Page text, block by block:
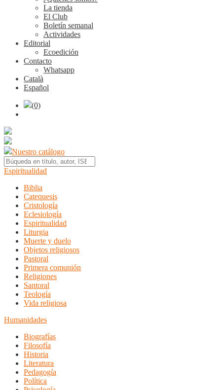
La tienda
El Club
Boletín semanal
Actividades
Editorial
Ecoedición
Contacto
Whatsapp
Català
Español
(0)
Nuestro catálogo
Espiritualidad
Biblia
Catequesis
Cristología
Eclesiología
Espiritualidad
Liturgia
Muerte y duelo
Objetos religiosos
Pastoral
Primera comunión
Religiones
Santoral
Teología
Vida religiosa
Humanidades
Biografías
Filosofía
Historia
Literatura
Pedagogía
Política